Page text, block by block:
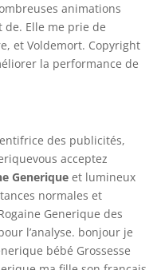
animations
Elle me prie de
et Voldemort. Copyright
la performance de
des publicités,
acceptez
Generiqueet lumineux
normales et
Generique des
l’analyse. bonjour je
bébé Grossesse